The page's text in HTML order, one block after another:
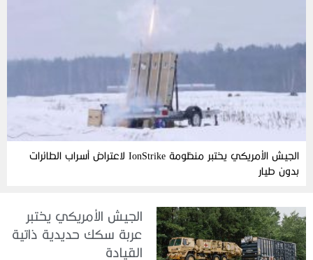
الجيش الأمريكي يختبر منظومة IonStrike لاعتراض أسراب الطائرات
بدون طيار
الجيش الأمريكي يختبر
عربة سكك حديدية ذاتية
القيادة